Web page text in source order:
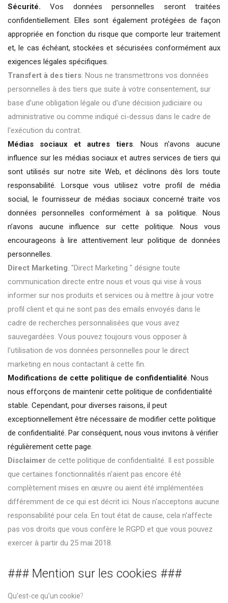
Sécurité. Vos données personnelles seront traitées
confidentiellement. Elles sont également protégées de façon
appropriée en fonction du risque que comporte leur traitement
et, le cas échéant, stockées et sécurisées conformément aux
exigences légales spécifiques.
Transfert à des tiers. Nous ne transmettrons vos données
personnelles à des tiers que suite à votre consentement, sur
base d'une obligation légale ou d'une décision judiciaire ou
administrative ou comme indiqué ci-dessus dans le cadre de
l'exécution du contrat.
Médias sociaux et autres tiers. Nous n'avons aucune
influence sur les médias sociaux et autres services de tiers qui
sont utilisés sur notre site Web, et déclinons dès lors toute
responsabilité. Lorsque vous utilisez votre profil de média
social, le fournisseur de médias sociaux concerné traite vos
données personnelles conformément à sa politique. Nous
n’avons aucune influence sur cette politique. Nous vous
encourageons à lire attentivement leur politique de données
personnelles.
Direct Marketing. "Direct Marketing " désigne toute
communication directe entre nous et vous qui vise à vous
informer sur nos produits et services ou à mettre à jour votre
profil client et qui ne sont pas des emails envoyés dans le
cadre de recherches personnalisées que vous avez
sauvegardées. Vous pouvez toujours vous opposer à
l'utilisation de vos données personnelles pour le direct
marketing en nous contactant à cette fin.
Modifications de cette politique de confidentialité. Nous
nous efforçons de maintenir cette politique de confidentialité
stable. Cependant, pour diverses raisons, il peut
exceptionnellement être nécessaire de modifier cette politique
de confidentialité. Par conséquent, nous vous invitons à vérifier
régulièrement cette page.
Disclaimer de cette politique de confidentialité. Il est possible
que certaines fonctionnalités n'aient pas encore été
complètement mises en œuvre ou aient été implémentées
différemment de ce qui est décrit ici. Nous n'acceptons aucune
responsabilité pour cela. En tout état de cause, cela n'affecte
pas vos droits que vous confère le RGPD et que vous pouvez
exercer à partir du 25 mai 2018.
### Mention sur les cookies ###
Qu’est-ce qu’un cookie?